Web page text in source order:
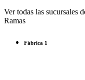
Ver todas las sucursales
Ramas
Fábrica 1